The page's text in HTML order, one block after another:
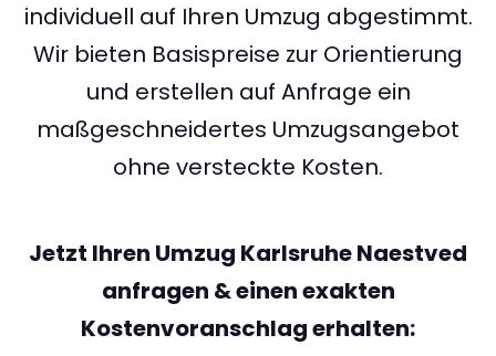
individuell auf Ihren Umzug abgestimmt.
Wir bieten Basispreise zur Orientierung
und erstellen auf Anfrage ein
maßgeschneidertes Umzugsangebot
ohne versteckte Kosten.
Jetzt Ihren Umzug Karlsruhe Naestved
anfragen & einen exakten
Kostenvoranschlag erhalten: